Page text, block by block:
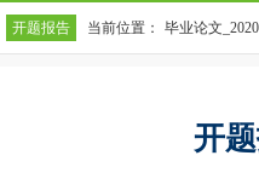
开题报告 当前位置： 毕业论文
开